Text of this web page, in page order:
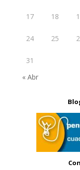
17 18
24 25
31
« Abr